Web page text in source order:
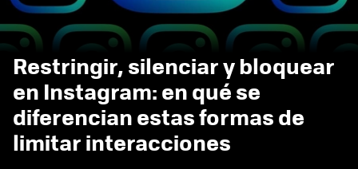
Restringir, silenciar y bloquear
en Instagram: en qué se
diferencian estas formas de
limitar interacciones